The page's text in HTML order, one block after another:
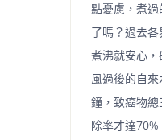
點憂慮，煮
了嗎？過去
煮沸就安心
風過後的自
鐘，致癌物
除率才達